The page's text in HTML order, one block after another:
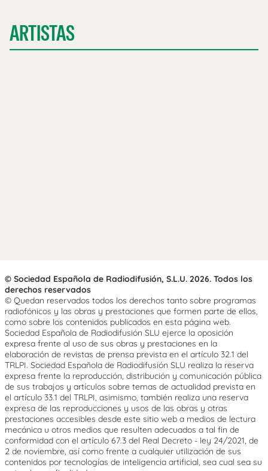
ARTISTAS
© Sociedad Española de Radiodifusión, S.L.U. 2026. Todos los
derechos reservados
© Quedan reservados todos los derechos tanto sobre programas
radiofónicos y las obras y prestaciones que formen parte de ellos,
como sobre los contenidos publicados en esta página web.
Sociedad Española de Radiodifusión SLU ejerce la oposición
expresa frente al uso de sus obras y prestaciones en la
elaboración de revistas de prensa prevista en el artículo 32.1 del
TRLPI. Sociedad Española de Radiodifusión SLU realiza la reserva
expresa frente la reproducción, distribución y comunicación pública
de sus trabajos y artículos sobre temas de actualidad prevista en
el artículo 33.1 del TRLPI, asimismo, también realiza una reserva
expresa de las reproducciones y usos de las obras y otras
prestaciones accesibles desde este sitio web a medios de lectura
mecánica u otros medios que resulten adecuados a tal fin de
conformidad con el artículo 67.3 del Real Decreto - ley 24/2021, de
2 de noviembre, así como frente a cualquier utilización de sus
contenidos por tecnologías de inteligencia artificial, sea cual sea su